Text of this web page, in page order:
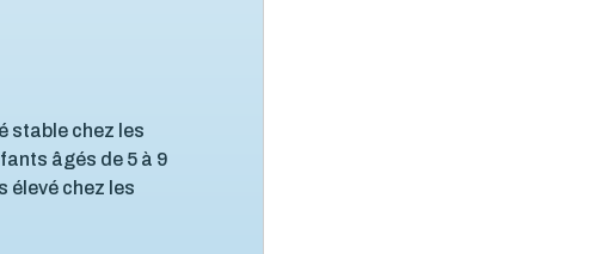
stable chez les
âgés de 5 à 9
élevé chez les